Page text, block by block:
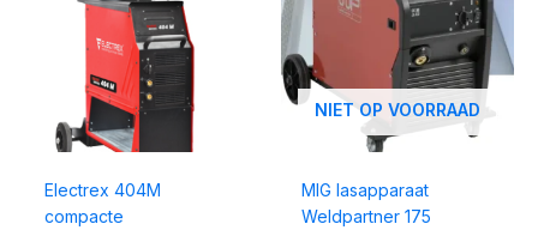
Electrex 404M
compacte
NIET OP VOORRAAD
MIG lasapparaat
Weldpartner 175